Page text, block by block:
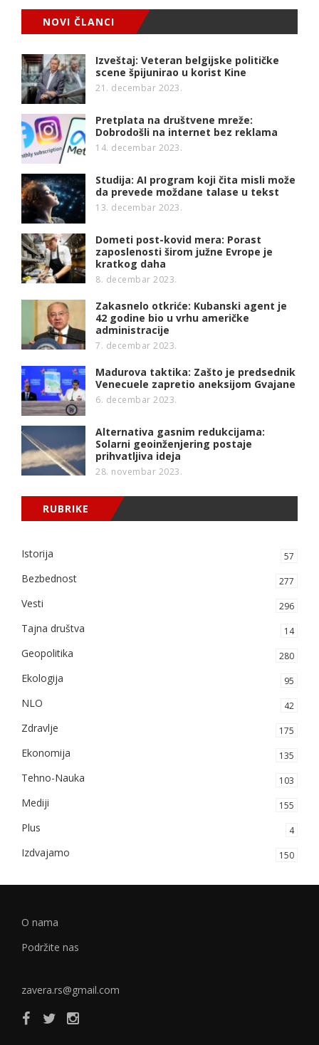
NOVI ČLANCI
Izveštaj: Veteran belgijske političke
scene špijunirao u korist Kine
21. decembar 2023.
Pretplata na društvene mreže:
Dobrodošli na internet bez reklama
14. decembar 2023.
Studija: AI program koji čita misli može
da prevede moždane talase u tekst
13. decembar 2023.
Dometi post-kovid mera: Porast
zaposlenosti širom južne Evrope je
kratkog daha
8. decembar 2023.
Zakasnelo otkriće: Kubanski agent je
42 godine bio u vrhu američke
administracije
7. decembar 2023.
Madurova taktika: Zašto je predsednik
Venecuele zapretio aneksijom Gvajane
6. decembar 2023.
Alternativa gasnim redukcijama:
Solarni geoinženjering postaje
prihvatljiva ideja
28. novembar 2023.
RUBRIKE
Istorija 57
Bezbednost 277
Vesti 296
Tajna društva 14
Geopolitika 280
Ekologija 95
NLO 42
Zdravlje 175
Ekonomija 135
Tehno-Nauka 103
Mediji 155
Plus 4
Izdvajamo 150
O nama
Podržite nas
zavera.rs@gmail.com